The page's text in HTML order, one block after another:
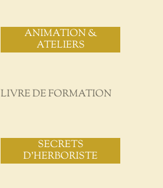
ANIMATION &
ATELIERS
LIVRE DE FORMATION
SECRETS
D'HERBORISTE